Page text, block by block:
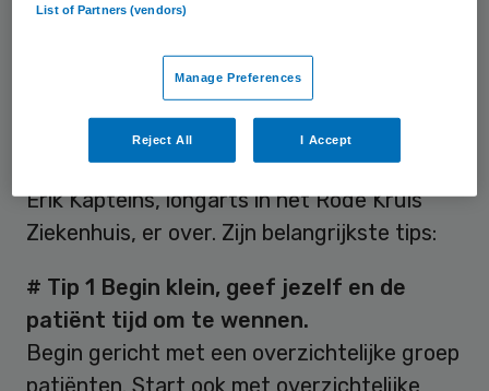
mogelijkheden als zorgverlener om
Hoe om te gaan met dit grote verschil in
beeldvorming vóóraf en het enthousiasme
in de praktijk als men is gestart? Ik sprak
Erik Kapteins, longarts in het Rode Kruis
Ziekenhuis, er over. Zijn belangrijkste tips:
# Tip 1 Begin klein, geef jezelf en de
patiënt tijd om te wennen.
Begin gericht met een overzichtelijke groep
List of Partners (vendors)
Manage Preferences
Reject All I Accept